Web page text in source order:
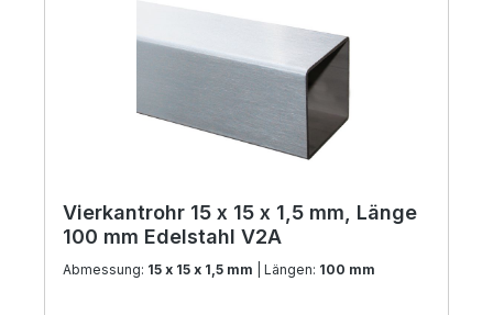
Vierkantrohr 15 x 15 x 1,5 mm, Länge
100 mm Edelstahl V2A
Abmessung: 15 x 15 x 1,5 mm | Längen: 100 mm